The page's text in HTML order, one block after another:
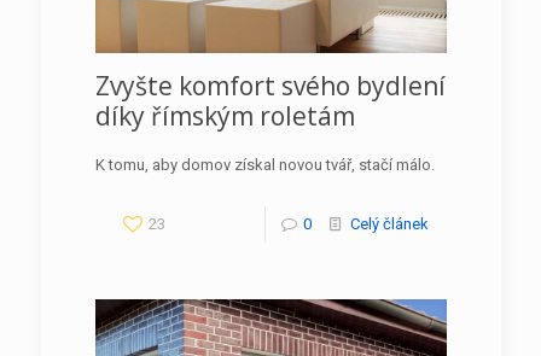
Zvyšte komfort svého bydlení
díky římským roletám
K tomu, aby domov získal novou tvář, stačí málo.
23 0 Celý článek